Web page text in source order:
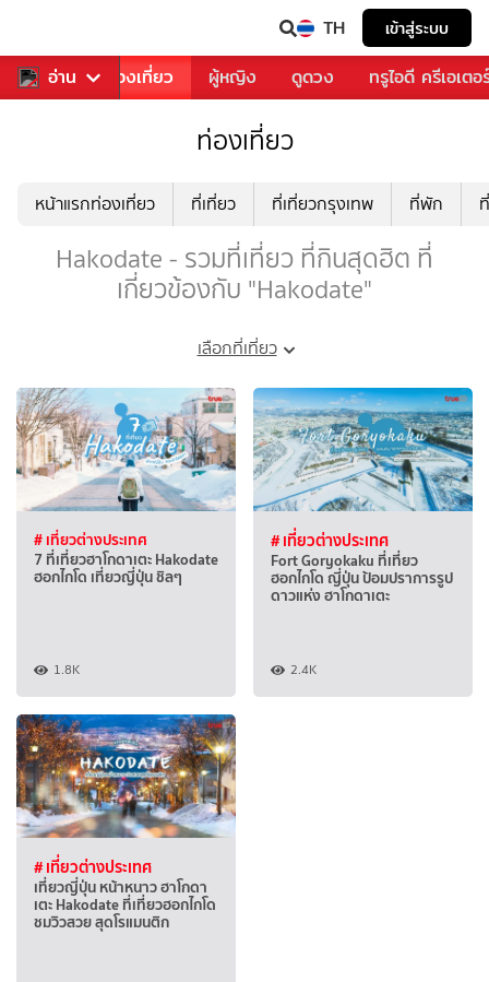
TH เข้าสู่ระบบ
อ่าน
อาหาร ท่องเที่ยว ผู้หญิง ดูดวง ทรูไอดี ครีเอเตอ
ท่องเที่ยว
หน้าแรกท่องเที่ยว ที่เที่ยว ที่เที่ยวกรุงเทพ ที่พัก
Hakodate - รวมที่เที่ยว ที่กินสุดฮิต ที่
เกี่ยวข้องกับ "Hakodate"
เลือกที่เที่ยว
# เที่ยวต่างประเทศ
7 ที่เที่ยวฮาโกดาเตะ Hakodate
ฮอกไกโด เที่ยวญี่ปุ่น ชิลๆ
1.8K
# เที่ยวต่างประเทศ
Fort Goryokaku ที่เที่ยว
ฮอกไกโด ญี่ปุ่น ป้อมปราการรูป
ดาวแห่ง ฮาโกดาเตะ
2.4K
# เที่ยวต่างประเทศ
เที่ยวญี่ปุ่น หน้าหนาว ฮาโกดา
เตะ Hakodate ที่เที่ยวฮอกไกโด
ชมวิวสวย สุดโรแมนติก